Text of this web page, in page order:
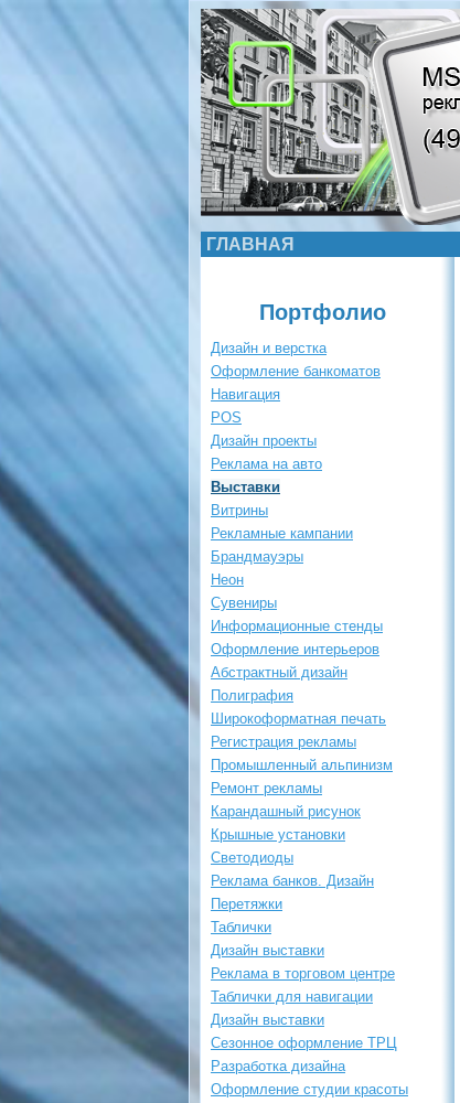
ГЛАВНАЯ
Портфолио
Дизайн и верстка
Оформление банкоматов
Навигация
POS
Дизайн проекты
Реклама на авто
Выставки
Витрины
Рекламные кампании
Брандмауэры
Неон
Сувениры
Информационные стенды
Оформление интерьеров
Абстрактный дизайн
Полиграфия
Широкоформатная печать
Регистрация рекламы
Промышленный альпинизм
Ремонт рекламы
Карандашный рисунок
Крышные установки
Светодиоды
Реклама банков. Дизайн
Перетяжки
Таблички
Дизайн выставки
Реклама в торговом центре
Таблички для навигации
Дизайн выставки
Сезонное оформление ТРЦ
Разработка дизайна
Оформление студии красоты